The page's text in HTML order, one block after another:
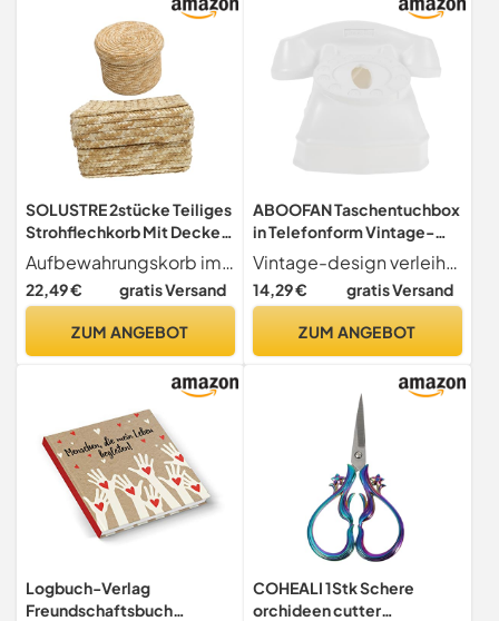
SOLUSTRE 2stücke Teiliges
Strohflechkorb Mit Deckel
Umweltfreundlich Große
Kapazität Vielseitig Als
Desktop Organizer Für
Papierwaren Und Haushalt
Aufbewahrungskorb im boho-stil sehr leicht und einfach zu bewegen, sie können ihn überall hinstellen, aufbewahrungsboxen für zuhause
22,49 € gratis Versand
ZUM ANGEBOT
ABOOFAN Taschentuchbox
in Telefonform Vintage-
telefongehäuse
Spenderbehälter Für
Papierwaren Geeignet Für
Schreibtische
Vintage-design verleiht ihrer inneneinrichtung eine künstlerische note und unterstreicht die ihres . taschentuchspender, vintage-taschentuchhalter für tische
14,29 € gratis Versand
ZUM ANGEBOT
Logbuch-Verlag
Freundschaftsbuch
COHEALI 1Stk Schere
orchideen cutter